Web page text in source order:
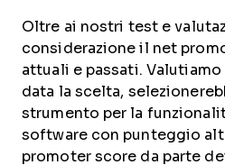
Oltre ai nostri test e
considerazione il net
attuali e passati.
data la scelta,
strumento per la
software con punteggio
promoter score da parte